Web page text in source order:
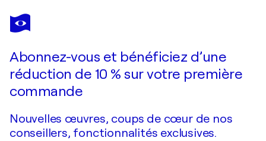
CHRISTIANE
GUERRY
Je passe commande
Abonnez-vous et bénéficiez d’une
réduction de 10 % sur votre première
commande
Nouvelles œuvres, coups de cœur de nos
conseillers, fonctionnalités exclusives.